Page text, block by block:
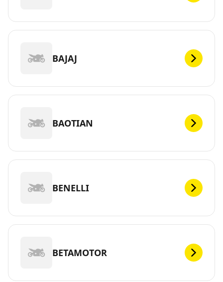
BAJAJ
BAOTIAN
BENELLI
BETAMOTOR